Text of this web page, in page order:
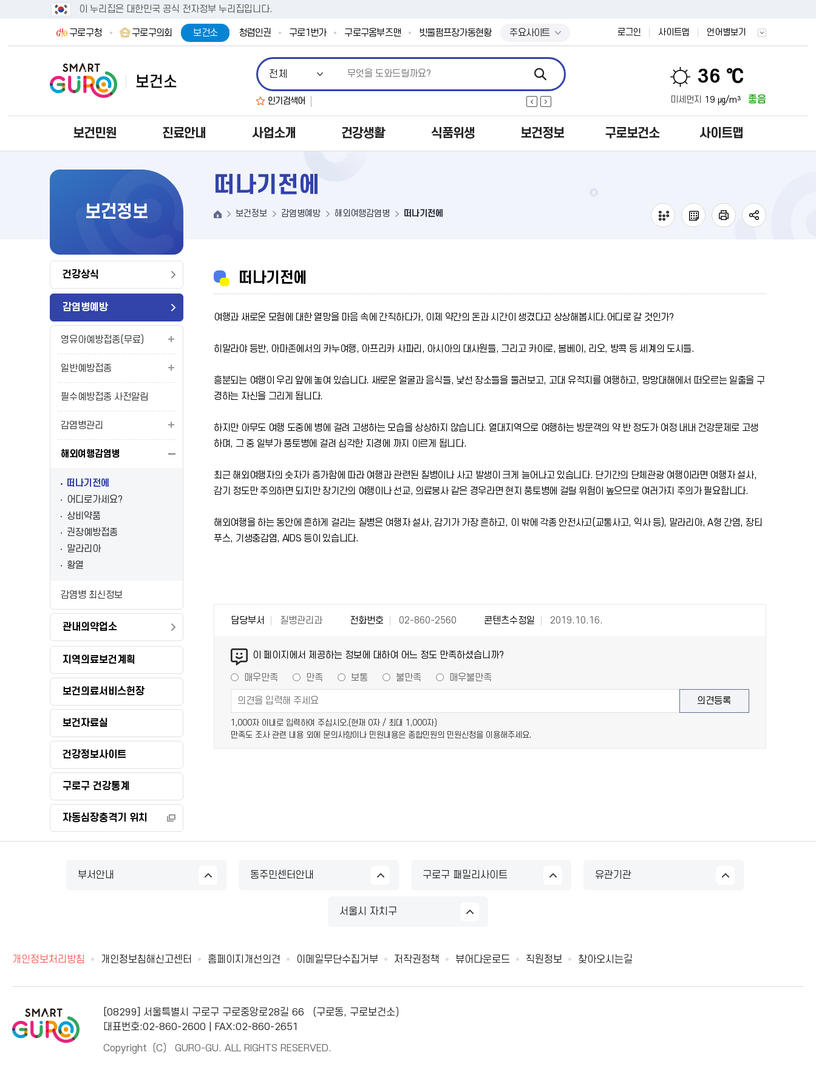
이 누리집은 대한민국 공식 전자정부 누리집입니다.
구로구청 구로구의회 보건소 청렴인권 구로1번가 구로구옴부즈맨 빗물펌프장가동현황 주요사이트 로그인 사이트맵 언어별보기
인기검색어
36 ℃
미세먼지 19 ㎍/m³ 좋음
보건민원 진료안내 사업소개 건강생활 식품위생 보건정보 구로보건소 사이트맵
보건정보
건강상식
감염병예방
영유아예방접종(무료)
일반예방접종
필수예방접종 사전알림
감염병관리
해외여행감염병
떠나기전에
어디로가세요?
상비약품
권장예방접종
말라리아
황열
감염병 최신정보
관내의약업소
지역의료보건계획
보건의료서비스헌장
보건자료실
건강정보사이트
구로구 건강통계
자동심장충격기 위치
떠나기전에
보건정보 감염병예방 해외여행감염병 떠나기전에
떠나기전에
여행과 새로운 모험에 대한 열망을 마음 속에 간직하다가, 이제 약간의 돈과 시간이 생겼다고 상상해봅시다.어디로 갈 것인가?
히말라야 등반, 아마존에서의 카누여행, 아프리카 사파리, 아시아의 대사원들, 그리고 카이로, 봄베이, 리오, 방콕 등 세계의 도시들.
흥분되는 여행이 우리 앞에 놓여 있습니다. 새로운 얼굴과 음식들, 낯선 장소들을 둘러보고, 고대 유적지를 여행하고, 망망대해에서 떠오르는 일출을 구
경하는 자신을 그리게 됩니다.
하지만 아무도 여행 도중에 병에 걸려 고생하는 모습을 상상하지 않습니다. 열대지역으로 여행하는 방문객의 약 반 정도가 여정 내내 건강문제로 고생
하며, 그 중 일부가 풍토병에 걸려 심각한 지경에 까지 이르게 됩니다.
최근 해외여행자의 숫자가 증가함에 따라 여행과 관련된 질병이나 사고 발생이 크게 늘어나고 있습니다. 단기간의 단체관광 여행이라면 여행자 설사,
감기 정도만 주의하면 되지만 장기간의 여행이나 선교, 의료봉사 같은 경우라면 현지 풍토병에 걸릴 위험이 높으므로 여러가지 주의가 필요합니다.
해외여행을 하는 동안에 흔하게 걸리는 질병은 여행자 설사, 감기가 가장 흔하고, 이 밖에 각종 안전사고(교통사고, 익사 등), 말라리아, A형 간염, 장티
푸스, 기생충감염, AIDS 등이 있습니다.
담당부서 질병관리과 전화번호 02-860-2560 콘텐츠수정일 2019.10.16.
이 페이지에서 제공하는 정보에 대하여 어느 정도 만족하셨습니까?
매우만족 만족 보통 불만족 매우불만족
1,000자 이내로 입력하여 주십시오.(현재 0자 / 최대 1,000자)
만족도 조사 관련 내용 외에 문의사항이나 민원내용은 종합민원의 민원신청을 이용해주세요.
부서안내 동주민센터안내 구로구 패밀리사이트 유관기관
서울시 자치구
개인정보처리방침 개인정보침해신고센터 홈페이지개선의견 이메일무단수집거부 저작권정책 뷰어다운로드 직원정보 찾아오시는길
[08299] 서울특별시 구로구 구로중앙로28길 66 （구로동, 구로보건소）
대표번호:02-860-2600 | FAX:02-860-2651
Copyright（C） GURO-GU. ALL RIGHTS RESERVED.